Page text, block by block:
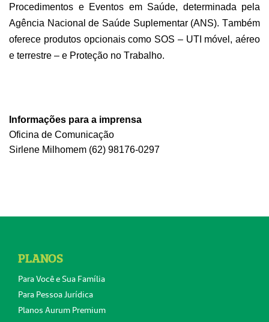
Procedimentos e Eventos em Saúde, determinada pela
Agência Nacional de Saúde Suplementar (ANS). Também
oferece produtos opcionais como SOS – UTI móvel, aéreo
e terrestre – e Proteção no Trabalho.
Informações para a imprensa
Oficina de Comunicação
Sirlene Milhomem (62) 98176-0297
PLANOS
Para Você e Sua Família
Para Pessoa Jurídica
Planos Aurum Premium